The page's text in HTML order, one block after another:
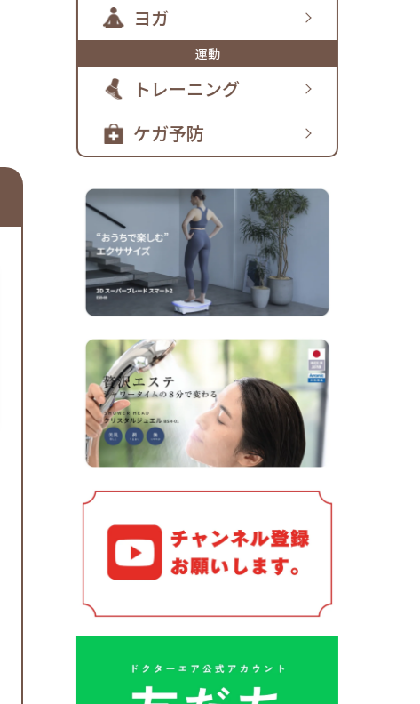
ヨガ
運動
トレーニング
ケガ予防